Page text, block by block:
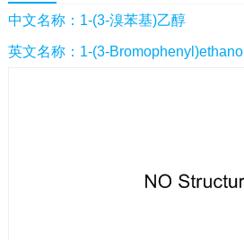
感染药物中间体
体 |抗精神病药物中间体|
药中间体|其他原料药中间体|
中文名称：1-(3-溴苯基)乙醇
英文名称：1-(3-Bromophenyl)ethanol